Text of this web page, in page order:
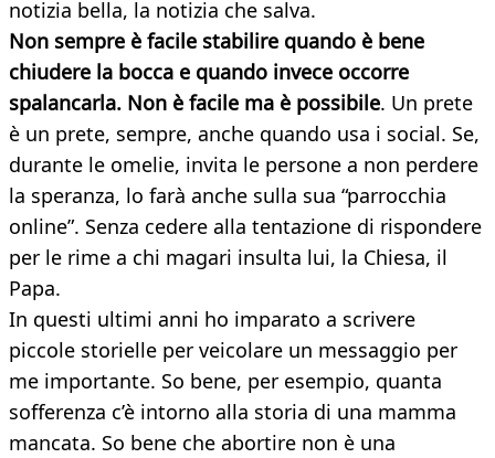
notizia bella, la notizia che salva.
Non sempre è facile stabilire quando è bene
chiudere la bocca e quando invece occorre
spalancarla. Non è facile ma è possibile. Un prete
è un prete, sempre, anche quando usa i social. Se,
durante le omelie, invita le persone a non perdere
la speranza, lo farà anche sulla sua “parrocchia
online”. Senza cedere alla tentazione di rispondere
per le rime a chi magari insulta lui, la Chiesa, il
Papa.
In questi ultimi anni ho imparato a scrivere
piccole storielle per veicolare un messaggio per
me importante. So bene, per esempio, quanta
sofferenza c’è intorno alla storia di una mamma
mancata. So bene che abortire non è una